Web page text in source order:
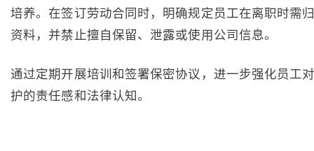
培养。在签订劳动合同时，明确规定员工在离职时需
资料，并禁止擅自保留、泄露或使用公司信息。
通过定期开展培训和签署保密协议，进一步强化员工
护的责任感和法律认知。